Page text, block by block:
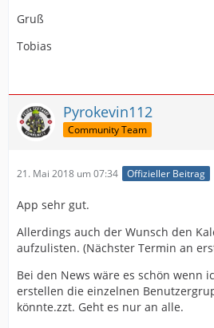
Gruß
Tobias
Pyrokevin112
Community Team
21. Mai 2018 um 07:34 Offizieller Beitrag
App sehr gut.
Allerdings auch der Wunsch den
aufzulisten. (Nächster Termin an
Bei den News wäre es schön wenn
erstellen die einzelnen
könnte.zzt. Geht es nur an alle.